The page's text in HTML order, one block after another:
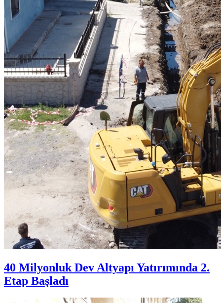
40 Milyonluk Dev Altyapı Yatırımında 2.
Etap Başladı